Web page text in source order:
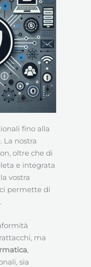
fino alla
La nostra
oltre che di
e integrata
vostra
permette di
ma
,
sia